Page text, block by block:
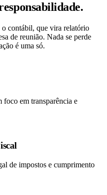
contábil, que vira relatório
de reunião. Nada se perde
é uma só.
em transparência e
de impostos e cumprimento